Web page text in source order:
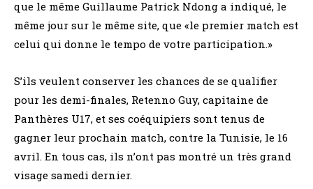
que le même Guillaume Patrick Ndong a indiqué, le
même jour sur le même site, que «le premier match est
celui qui donne le tempo de votre participation.»
S’ils veulent conserver les chances de se qualifier
pour les demi-finales, Retenno Guy, capitaine de
Panthères U17, et ses coéquipiers sont tenus de
gagner leur prochain match, contre la Tunisie, le 16
avril. En tous cas, ils n’ont pas montré un très grand
visage samedi dernier.